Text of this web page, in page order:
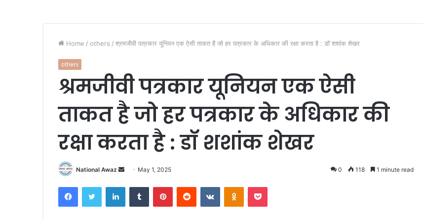
Home / others / श्रमजीवी पत्रकार यूनियन एक ऐसी ताकत है जो हर पत्रकार के अधिकार की रक्षा करता है : डॉ शशांक शेखर
others
श्रमजीवी पत्रकार यूनियन एक ऐसी
ताकत है जो हर पत्रकार के अधिकार की
रक्षा करता है : डॉ शशांक शेखर
National Awaz
d
May 1, 2025 0 118 1 minute read